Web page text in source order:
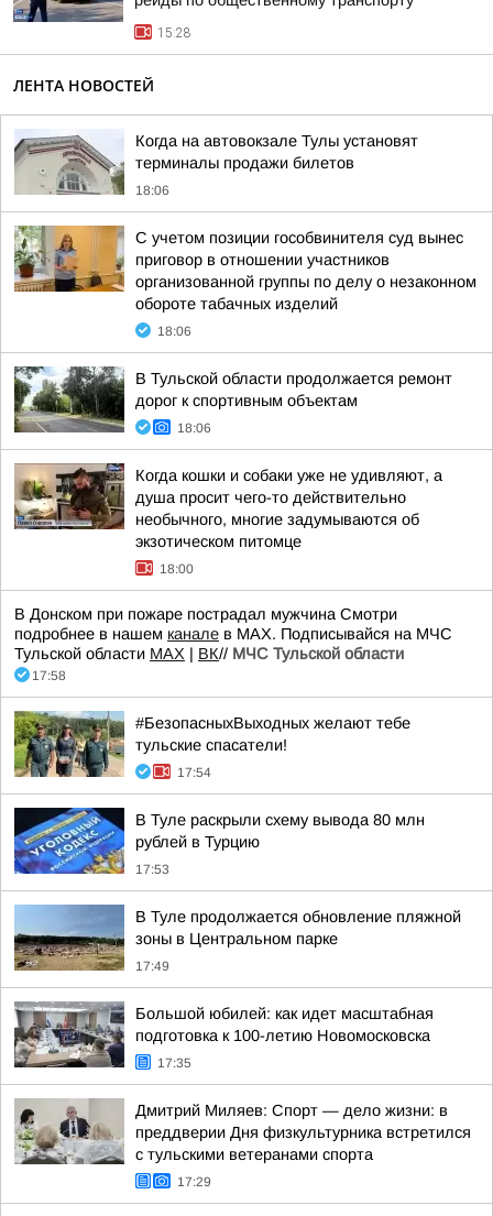
15:28
ЛЕНТА НОВОСТЕЙ
Когда на автовокзале Тулы установят
терминалы продажи билетов
18:06
С учетом позиции гособвинителя суд вынес
приговор в отношении участников
организованной группы по делу о незаконном
обороте табачных изделий
18:06
В Тульской области продолжается ремонт
дорог к спортивным объектам
18:06
Когда кошки и собаки уже не удивляют, а
душа просит чего-то действительно
необычного, многие задумываются об
экзотическом питомце
18:00
В Донском при пожаре пострадал мужчина Смотри
подробнее в нашем канале в МАХ. Подписывайся на МЧС
Тульской области MAX | ВК// МЧС Тульской области
17:58
#БезопасныхВыходных желают тебе
тульские спасатели!
17:54
В Туле раскрыли схему вывода 80 млн
рублей в Турцию
17:53
В Туле продолжается обновление пляжной
зоны в Центральном парке
17:49
Большой юбилей: как идет масштабная
подготовка к 100-летию Новомосковска
17:35
Дмитрий Миляев: Спорт — дело жизни: в
преддверии Дня физкультурника встретился
с тульскими ветеранами спорта
17:29